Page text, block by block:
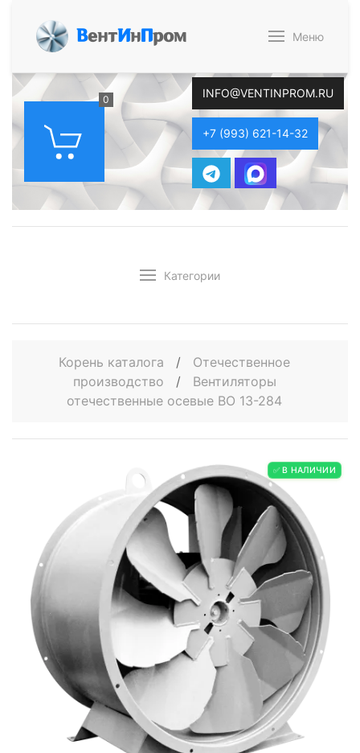
ВентИнПром Меню
0 INFO@VENTINPROM.RU
+7 (993) 621-14-32
Категории
Корень каталога /
Отечественное
производство
/
Вентиляторы
отечественные осевые ВО 13-284
✅ В НАЛИЧИИ